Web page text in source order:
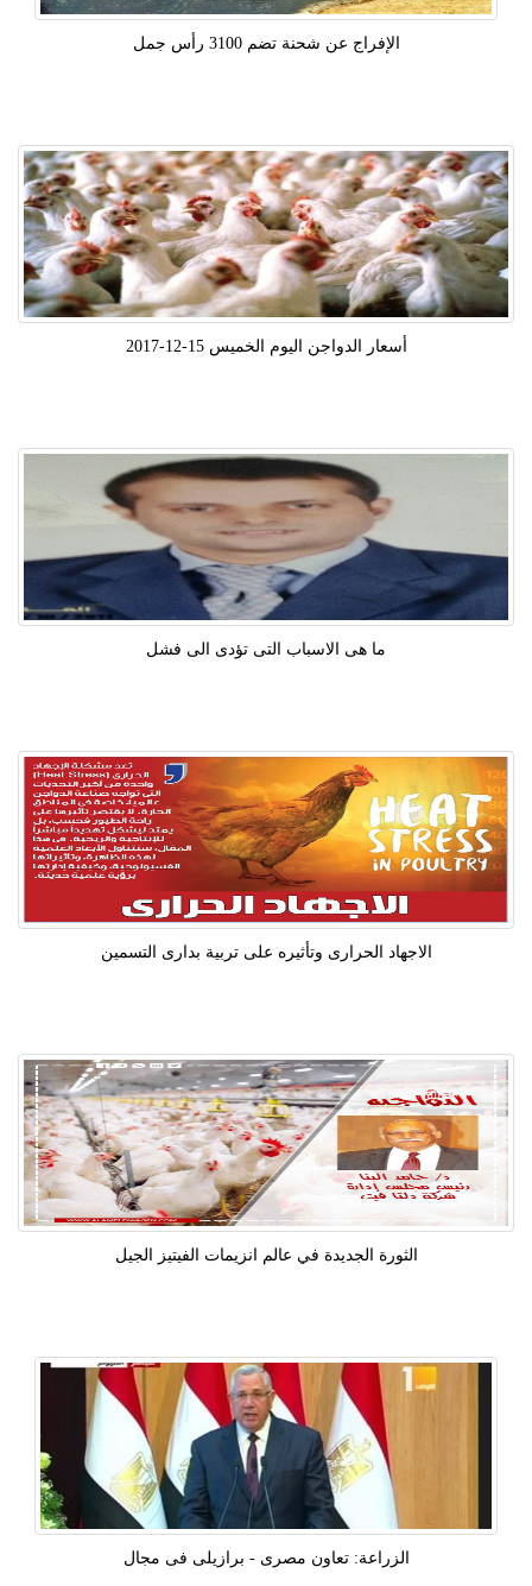
الإفراج عن شحنة تضم 3100 رأس جمل
أسعار الدواجن اليوم الخميس 15-12-2017
ما هى الاسباب التى تؤدى الى فشل
الاجهاد الحرارى وتأثيره على تربية بدارى التسمين
الثورة الجديدة في عالم انزيمات الفيتيز الجيل
الزراعة: تعاون مصرى - برازيلى فى مجال